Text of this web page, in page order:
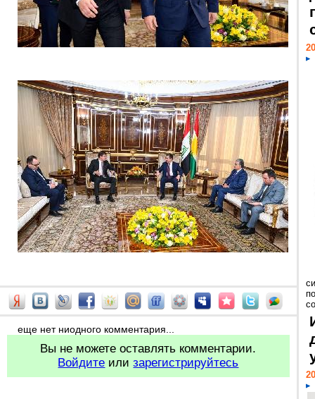
еще нет ниодного комментария...
Вы не можете оставлять комментарии.
Войдите илизарегистрируйтесь